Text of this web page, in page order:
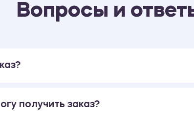
Вопросы и
получить заказ?